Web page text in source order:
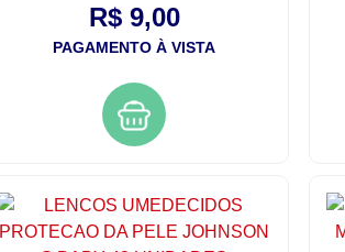
R$ 9,00
PAGAMENTO À VISTA